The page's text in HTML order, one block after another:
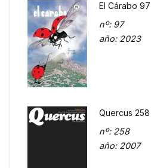
El Cárabo 97
nº: 97
año: 2023
Quercus 258
nº: 258
año: 2007